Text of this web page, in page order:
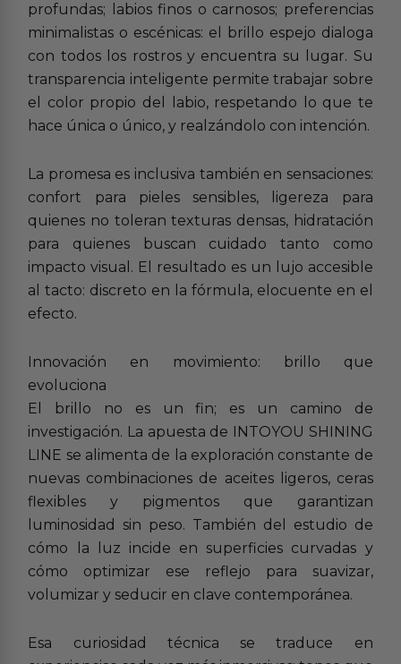
profundas; labios finos o carnosos; preferencias
minimalistas o escénicas: el brillo espejo dialoga
con todos los rostros y encuentra su lugar. Su
transparencia inteligente permite trabajar sobre
el color propio del labio, respetando lo que te
hace única o único, y realzándolo con intención.
La promesa es inclusiva también en sensaciones:
confort para pieles sensibles, ligereza para
quienes no toleran texturas densas, hidratación
para quienes buscan cuidado tanto como
impacto visual. El resultado es un lujo accesible
al tacto: discreto en la fórmula, elocuente en el
efecto.
Innovación en movimiento: brillo que
evoluciona
El brillo no es un fin; es un camino de
investigación. La apuesta de INTOYOU SHINING
LINE se alimenta de la exploración constante de
nuevas combinaciones de aceites ligeros, ceras
flexibles y pigmentos que garantizan
luminosidad sin peso. También del estudio de
cómo la luz incide en superficies curvadas y
cómo optimizar ese reflejo para suavizar,
volumizar y seducir en clave contemporánea.
Esa curiosidad técnica se traduce en